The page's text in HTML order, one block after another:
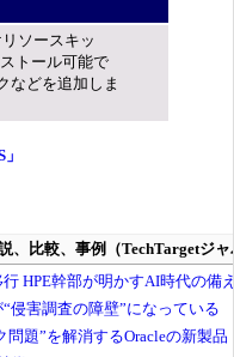
ソースキッ
トール可能で
などを追加しま